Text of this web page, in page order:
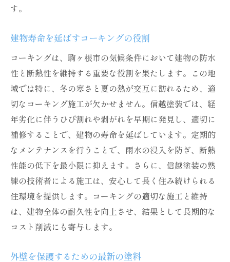
す。
建物寿命を延ばすコーキングの役割
コーキングは、駒ヶ根市の気候条件において建物の防水
性と断熱性を維持する重要な役割を果たします。この地
域では特に、冬の寒さと夏の熱が交互に訪れるため、適
切なコーキング施工が欠かせません。信越塗装では、経
年劣化に伴うひび割れや剥がれを早期に発見し、適切に
補修することで、建物の寿命を延ばしています。定期的
なメンテナンスを行うことで、雨水の浸入を防ぎ、断熱
性能の低下を最小限に抑えます。さらに、信越塗装の熟
練の技術者による施工は、安心して長く住み続けられる
住環境を提供します。コーキングの適切な施工と維持
は、建物全体の耐久性を向上させ、結果として長期的な
コスト削減にも寄与します。
外壁を保護するための最新の塗料